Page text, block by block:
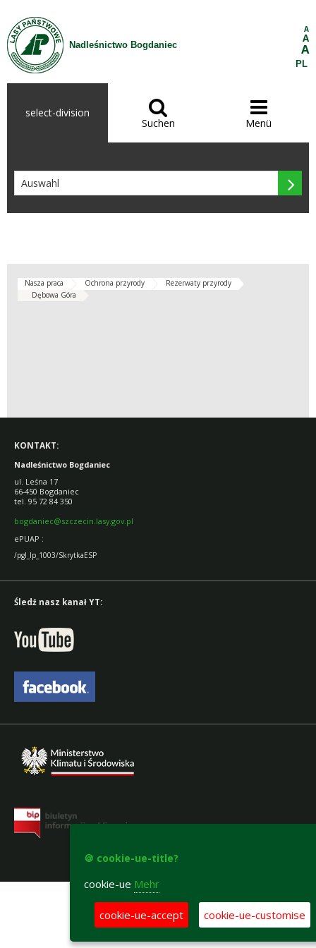
Zum Inhalt wechseln
Nadleśnictwo Bogdaniec
A
A
A
PL
select-division 
Suchen

Menü

Nasza praca Ochrona przyrody
Rezerwaty przyrody
Dębowa Góra
KONTAKT:
Nadleśnictwo Bogdaniec
ul. Leśna 17
66-450 Bogdaniec
tel. 95 72 84 350
bogdaniec@szczecin.lasy.gov.pl
ePUAP :
/pgl_lp_1003/SkrytkaESP
Śledź nasz kanał YT:
🍪 cookie-ue-title?
cookie-ue Mehr
cookie-ue-accept cookie-ue-customise